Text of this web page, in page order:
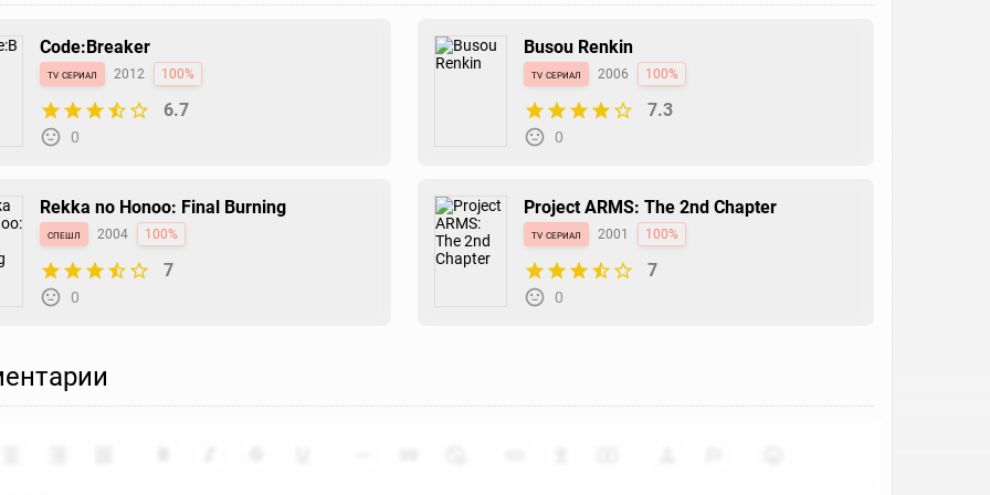
Code:Breaker
tv сериал 2012 100%
6.7
0
Busou Renkin
tv сериал 2006 100%
7.3
0
Rekka no Honoo: Final Burning
спешл 2004 100%
7
0
Project ARMS: The 2nd Chapter
tv сериал 2001 100%
7
0